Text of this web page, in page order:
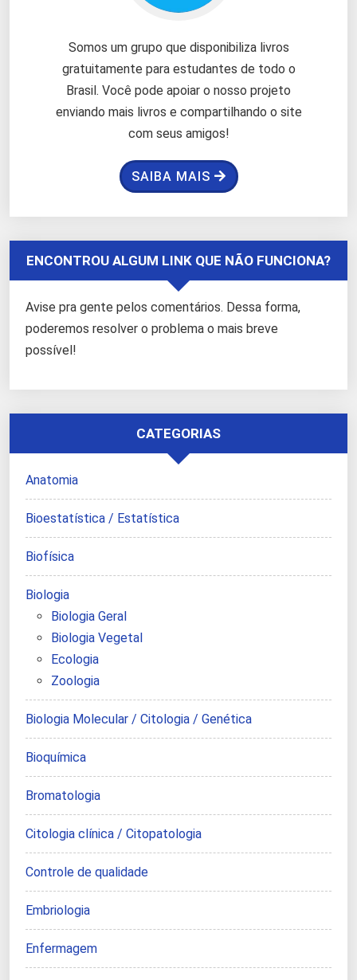
Somos um grupo que disponibiliza livros
gratuitamente para estudantes de todo o
Brasil. Você pode apoiar o nosso projeto
enviando mais livros e compartilhando o site
com seus amigos!
SAIBA MAIS
ENCONTROU ALGUM LINK QUE NÃO FUNCIONA?
Avise pra gente pelos comentários. Dessa forma,
poderemos resolver o problema o mais breve
possível!
CATEGORIAS
Anatomia
Bioestatística / Estatística
Biofísica
Biologia
Biologia Geral
Biologia Vegetal
Ecologia
Zoologia
Biologia Molecular / Citologia / Genética
Bioquímica
Bromatologia
Citologia clínica / Citopatologia
Controle de qualidade
Embriologia
Enfermagem